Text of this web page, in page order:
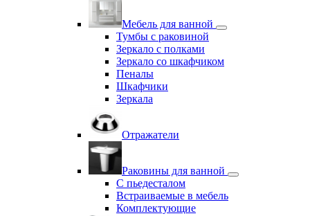
Мебель для ванной
Тумбы с раковиной
Зеркало с полками
Зеркало со шкафчиком
Пеналы
Шкафчики
Зеркала
Отражатели
Раковины для ванной
С пьедесталом
Встраиваемые в мебель
Комплектующие